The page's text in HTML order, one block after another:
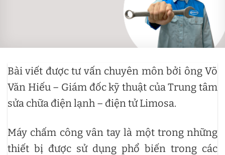
Bài viết được tư vấn chuyên môn bởi ông Võ
Văn Hiếu – Giám đốc kỹ thuật của Trung tâm
sửa chữa điện lạnh – điện tử Limosa.
Máy chấm công vân tay là một trong những
thiết bị được sử dụng phổ biến trong các